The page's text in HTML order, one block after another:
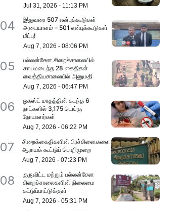
Jul 31, 2026 - 11:13 PM
04
இதுவரை 507 என்புக்கூடுகள்
அடையாளம் – 501 என்புக்கூடுகள்
மீட்பு!
Aug 7, 2026 -08:06 PM
05
பல்லன்சேன சிறைச்சாலையில்
காயமடைந்த 28 கைதிகள்
வைத்தியசாலையில் அனுமதி
Aug 7, 2026 -06:47 PM
06
ஓகஸ்ட் மாதத்தின் கடந்த 6
நாட்களில் 3,175 டெங்கு
நோயாளர்கள்
Aug 7, 2026 -06:22 PM
07
சிறைக்கைதிகளின் பிரச்சினைகளை
ஆராயக் கூட்டுப் பொறிமுறை
Aug 7, 2026 -07:23 PM
08
குருவிட்ட மற்றும் பல்லன்சேன
சிறைச்சாலைகளின் நிலைமை
கட்டுப்பாட்டுக்குள்
Aug 7, 2026 -05:31 PM